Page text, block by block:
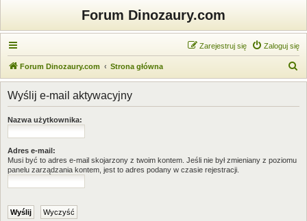
Forum Dinozaury.com
Zaloguj się
Zarejestruj się
Forum Dinozaury.com Strona główna
z
Wyślij e-mail aktywacyjny
Nazwa użytkownika:
Adres e-mail:
Musi być to adres e-mail skojarzony z twoim kontem. Jeśli nie był zmieniany z poziomu
panelu zarządzania kontem, jest to adres podany w czasie rejestracji.